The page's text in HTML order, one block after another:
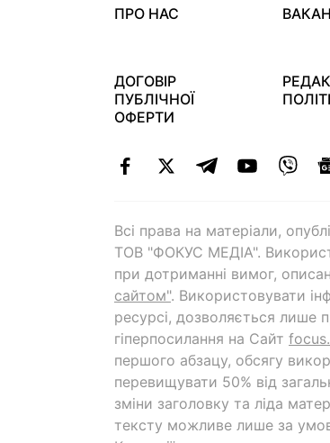
ПРО НАС
ДОГОВІР
ПУБЛІЧНОЇ
ОФЕРТИ
Всі права на матеріали,
ТОВ "ФОКУС МЕДІА".
при дотриманні вимог,
сайтом". Використовувати
ресурсі, дозволяється лише
гіперпосилання на Cайт
першого абзацу, обсягу
перевищувати 50% від
зміни заголовку та ліда
тексту можливе лише за